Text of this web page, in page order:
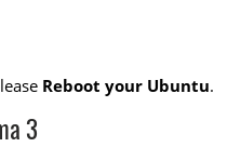
Reboot your Ubuntu.
3